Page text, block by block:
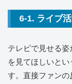
6-1. ライブ
テレビで見せる
を見てほしいと
す。直接ファン